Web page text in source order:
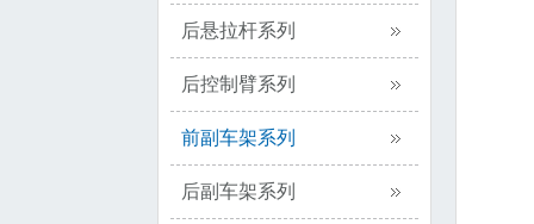
后悬拉杆系列
后控制臂系列
前副车架系列
后副车架系列